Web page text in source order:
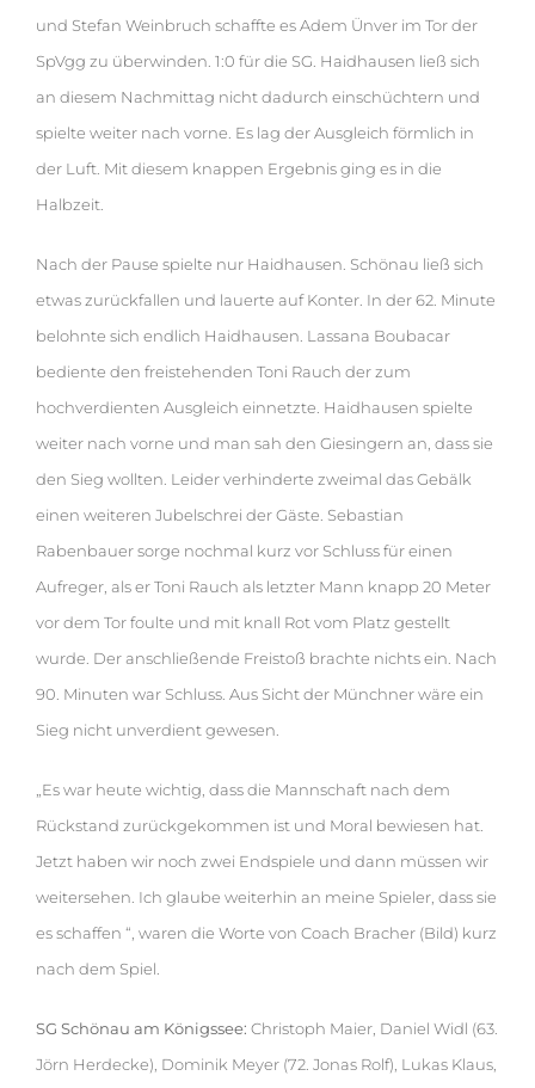
und Stefan Weinbruch schaffte es Adem Ünver im Tor der
SpVgg zu überwinden. 1:0 für die SG. Haidhausen ließ sich
an diesem Nachmittag nicht dadurch einschüchtern und
spielte weiter nach vorne. Es lag der Ausgleich förmlich in
der Luft. Mit diesem knappen Ergebnis ging es in die
Halbzeit.
Nach der Pause spielte nur Haidhausen. Schönau ließ sich
etwas zurückfallen und lauerte auf Konter. In der 62. Minute
belohnte sich endlich Haidhausen. Lassana Boubacar
bediente den freistehenden Toni Rauch der zum
hochverdienten Ausgleich einnetzte. Haidhausen spielte
weiter nach vorne und man sah den Giesingern an, dass sie
den Sieg wollten. Leider verhinderte zweimal das Gebälk
einen weiteren Jubelschrei der Gäste. Sebastian
Rabenbauer sorge nochmal kurz vor Schluss für einen
Aufreger, als er Toni Rauch als letzter Mann knapp 20 Meter
vor dem Tor foulte und mit knall Rot vom Platz gestellt
wurde. Der anschließende Freistoß brachte nichts ein. Nach
90. Minuten war Schluss. Aus Sicht der Münchner wäre ein
Sieg nicht unverdient gewesen.
„Es war heute wichtig, dass die Mannschaft nach dem
Rückstand zurückgekommen ist und Moral bewiesen hat.
Jetzt haben wir noch zwei Endspiele und dann müssen wir
weitersehen. Ich glaube weiterhin an meine Spieler, dass sie
es schaffen “, waren die Worte von Coach Bracher (Bild) kurz
nach dem Spiel.
SG Schönau am Königssee: Christoph Maier, Daniel Widl (63.
Jörn Herdecke), Dominik Meyer (72. Jonas Rolf), Lukas Klaus,